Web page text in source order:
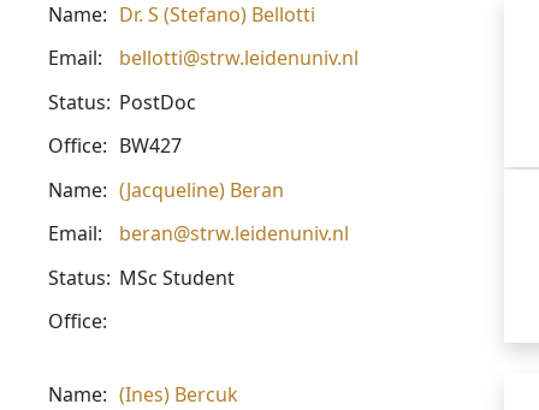
Name: Dr. S (Stefano) Bellotti
Email:
bellotti@strw.leidenuniv.nl
Status: PostDoc
Office: BW427
Name: (Jacqueline) Beran
Email:
beran@strw.leidenuniv.nl
Status: MSc Student
Office:
Name: (Ines) Bercuk